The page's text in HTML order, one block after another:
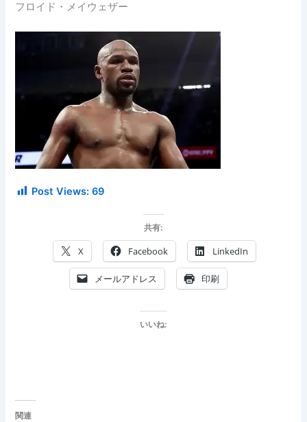
フロイド・メイウェザー
Post Views: 69
共有:
X Facebook LinkedIn
メールアドレス 印刷
いいね:
関連